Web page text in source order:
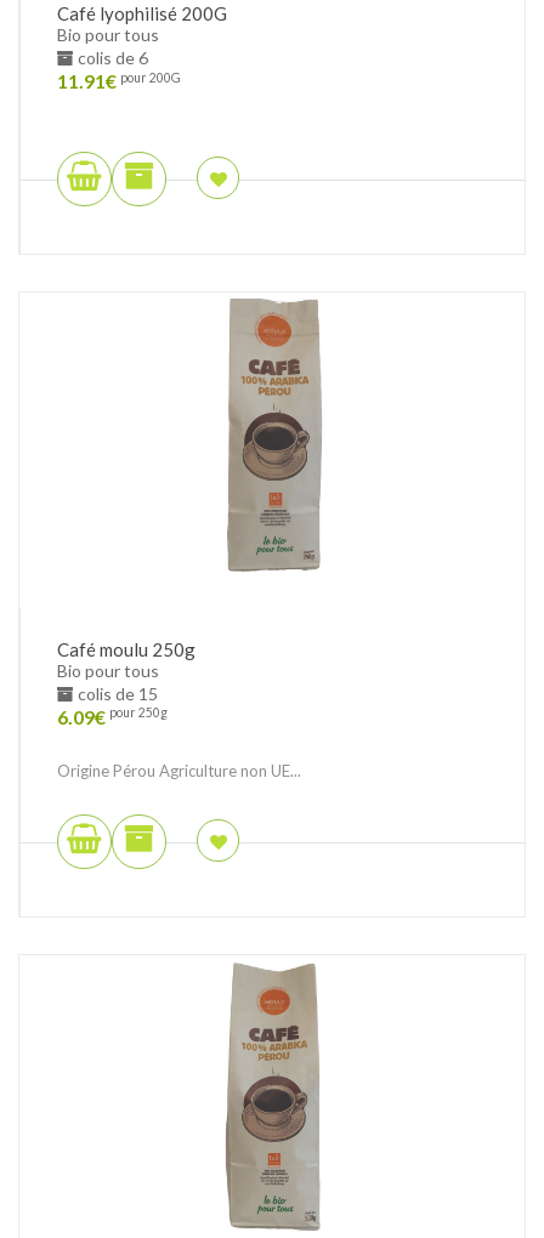
Café lyophilisé 200G
Bio pour tous
colis de 6
11.91€ pour 200G
Café moulu 250g
Bio pour tous
colis de 15
6.09€ pour 250g
Origine Pérou Agriculture non UE...